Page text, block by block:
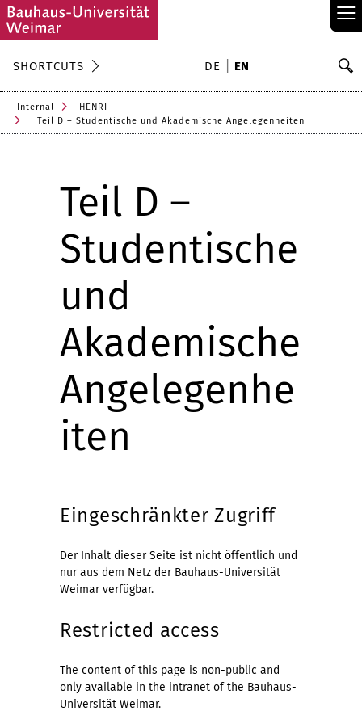
≡
SHORTCUTS DE EN
Internal
HENRI
Teil D – Studentische und Akademische Angelegenheiten
Teil D –
Studentische
und
Akademische
Angelegenhe
iten
Eingeschränkter Zugriff
Der Inhalt dieser Seite ist nicht öffentlich und
nur aus dem Netz der Bauhaus-Universität
Weimar verfügbar.
Restricted access
The content of this page is non-public and
only available in the intranet of the Bauhaus-
Universität Weimar.